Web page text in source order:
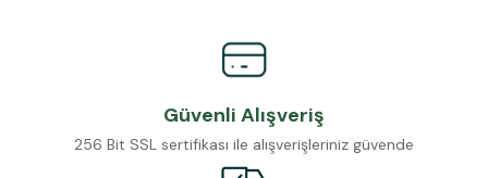
Güvenli Alışveriş
256 Bit SSL sertifikası ile alışverişleriniz güvende